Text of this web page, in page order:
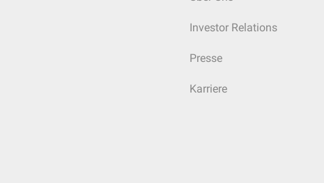
Investor Relations
Presse
Karriere